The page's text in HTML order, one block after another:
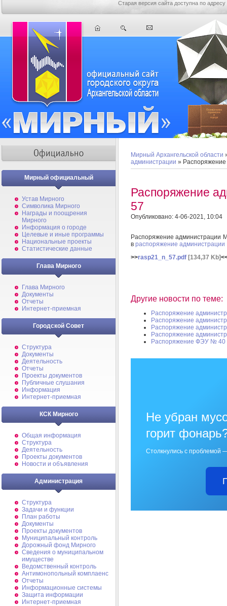
Старая версия сайта доступна по адресу
Мирный официальный
Устав Мирного
Символика Мирного
Награды и поощрения
Мирного
Информация о городе
Целевые и иные программы
Национальные проекты
Статистические данные
Глава Мирного
Глава Мирного
Документы
Отчеты
Интернет-приемная
Городской Совет
Структура
Документы
Деятельность
Отчеты
Проекты документов
Публичные слушания
Информация
Интернет-приемная
КСК Мирного
Общая информация
Структура
Деятельность
Проекты документов
Новости и объявления
Администрация
Структура
Задачи и функции
План работы
Документы
Проекты документов
Муниципальный контроль
Дорожный фонд Мирного
Cведения о муниципальном
имуществе
Ведомственный контроль
Антимонопольный комплаенс
Отчеты
Информационные системы
Защита информации
Интернет-приемная
Мирный Архангельской области
администрации »
Распоряжение
57
Опубликовано: 4-06-2021, 10:04
Распоряжение администрации
в распоряжение
>>rasp21_n_57.pdf [134,37 Kb]
Другие новости по теме:
Распоряжение
Распоряжение
Распоряжение
Распоряжение
Распоряжение ФЭУ № 40
Не убран
горит
Столкнулись с проблемой